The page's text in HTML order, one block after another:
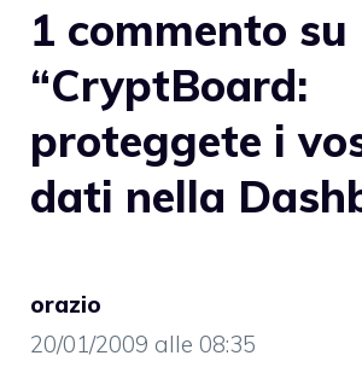
1 commento su
“CryptBoard:
proteggete i
dati nella
orazio
20/01/2009 alle 08:35